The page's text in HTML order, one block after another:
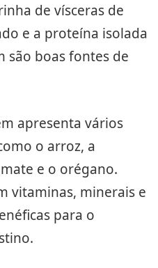
de vísceras de
e a proteína isolada
são boas fontes de
apresenta vários
o arroz, a
e o orégano.
vitaminas, minerais e
para o